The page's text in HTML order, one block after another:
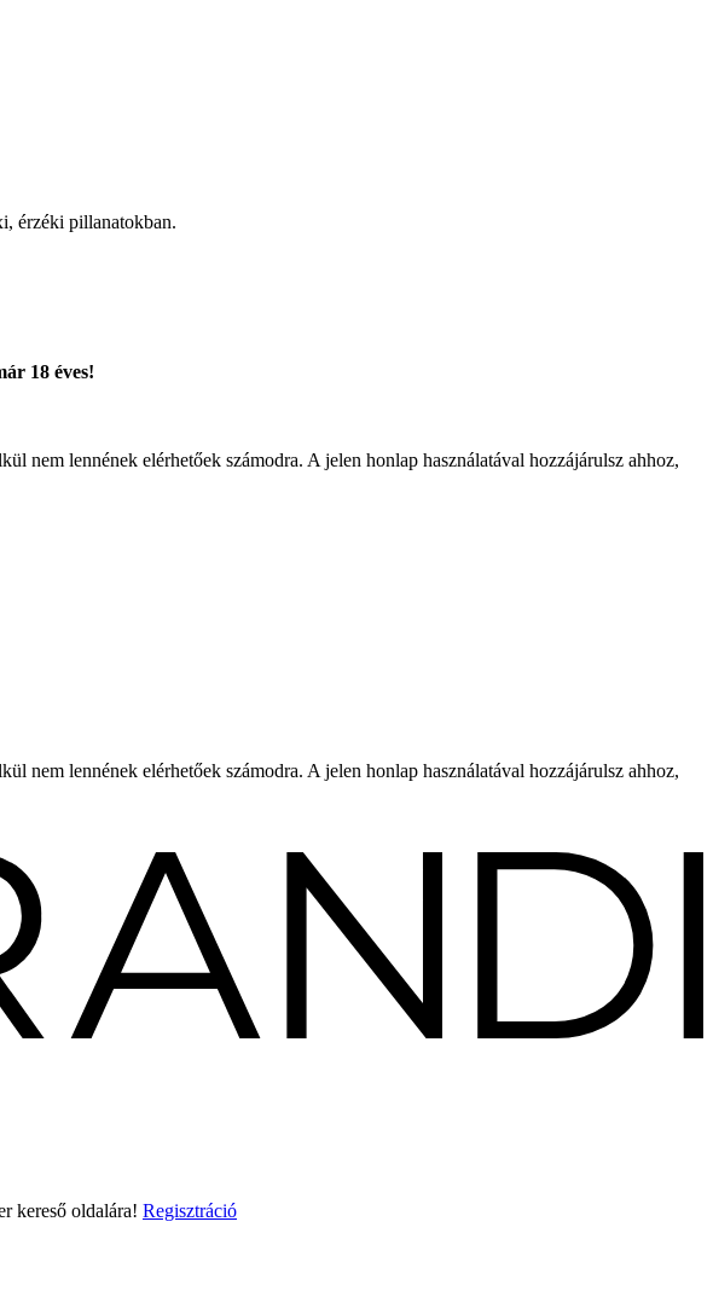
érzéki pillanatokban.
18 éves!
nem lennének elérhetőek számodra. A jelen honlap használatával hozzájárulsz ahhoz,
nem lennének elérhetőek számodra. A jelen honlap használatával hozzájárulsz ahhoz,
kereső oldalára! Regisztráció